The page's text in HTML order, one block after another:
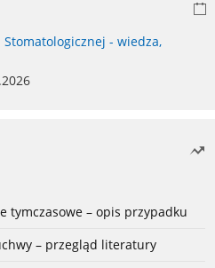
- wiedza,
tymczasowe – opis przypadku
– przegląd literatury